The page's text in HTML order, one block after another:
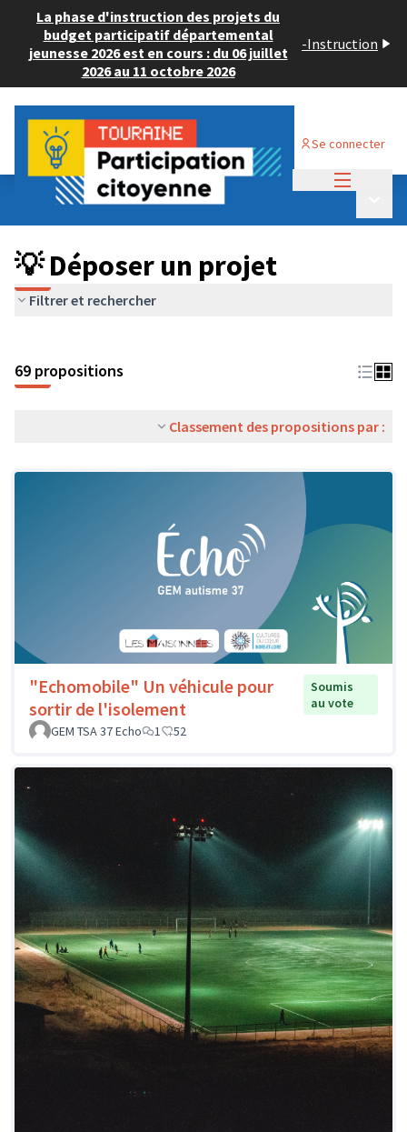
La phase d'instruction des projets du
budget participatif départemental
jeunesse 2026 est en cours : du 06 juillet
2026 au 11 octobre 2026
-Instruction
Se connecter
Budget Participatif ADULTE 2024
💡 Déposer un projet
💡 Déposer un projet
Filtrer et rechercher
69 propositions
Classement des propositions par :
"Echomobile" Un véhicule pour
sortir de l'isolement
Soumis
au vote
GEM TSA 37 Echo
1 52